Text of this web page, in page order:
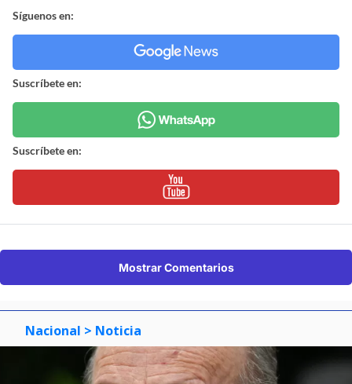
Síguenos en:
Suscríbete en:
Suscríbete en:
Mostrar Comentarios
Nacional > Noticia